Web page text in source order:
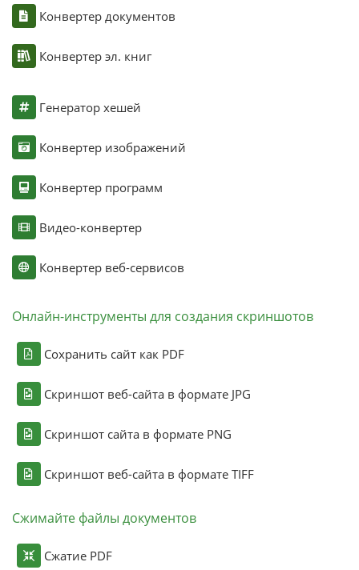
Конвертер документов
Конвертер эл. книг
Генератор хешей
Конвертер изображений
Конвертер программ
Видео-конвертер
Конвертер веб-сервисов
Онлайн-инструменты для создания скриншотов
Сохранить сайт как PDF
Скриншот веб-сайта в формате JPG
Скриншот сайта в формате PNG
Скриншот веб-сайта в формате TIFF
Сжимайте файлы документов
Сжатие PDF